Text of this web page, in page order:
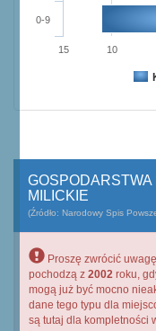
0-9
15 10
GOSPODARSTWA
MILICKIE
(Źródło: Narodowy Spis
Proszę zwrócić
pochodzą z 2002 roku,
mogą już być mocno
dane tego typu dla
są tutaj dla kompletności